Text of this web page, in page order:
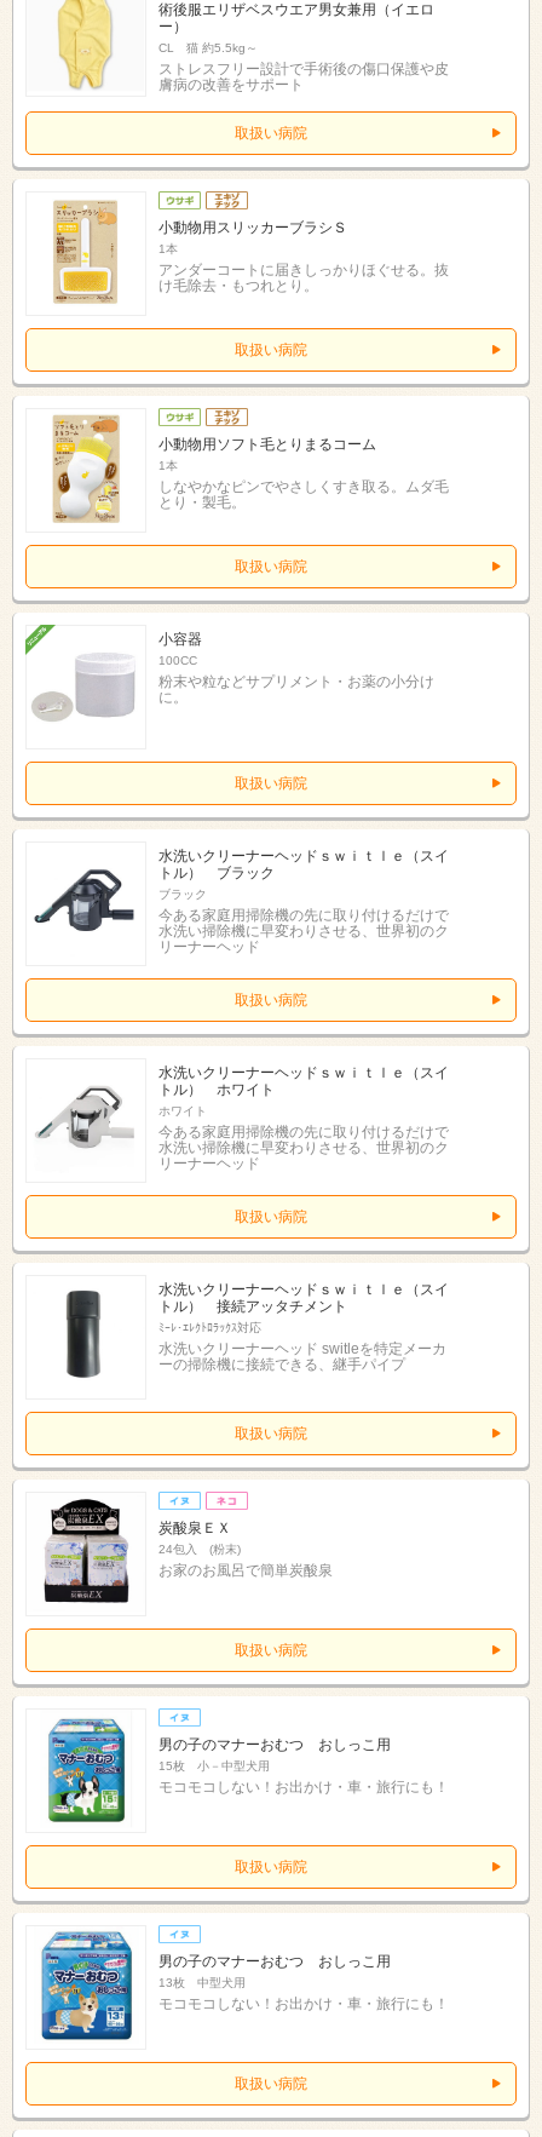
術後服エリザベスウエア男女兼用（イエロ
ー）
CL 猫 約5.5kg～
ストレスフリー設計で手術後の傷口保護や皮
膚病の改善をサポート
取扱い病院
小動物用スリッカーブラシＳ
1本
アンダーコートに届きしっかりほぐせる。抜
け毛除去・もつれとり。
取扱い病院
小動物用ソフト毛とりまるコーム
1本
しなやかなピンでやさしくすき取る。ムダ毛
とり・製毛。
取扱い病院
小容器
100CC
粉末や粒などサプリメント・お薬の小分け
に。
取扱い病院
水洗いクリーナーヘッドｓｗｉｔｌｅ（スイ
トル） ブラック
ブラック
今ある家庭用掃除機の先に取り付けるだけで
水洗い掃除機に早変わりさせる、世界初のク
リーナーヘッド
取扱い病院
水洗いクリーナーヘッドｓｗｉｔｌｅ（スイ
トル） ホワイト
ホワイト
今ある家庭用掃除機の先に取り付けるだけで
水洗い掃除機に早変わりさせる、世界初のク
リーナーヘッド
取扱い病院
水洗いクリーナーヘッドｓｗｉｔｌｅ（スイ
トル） 接続アッタチメント
ﾐｰﾚ･ｴﾚｸﾄﾛﾗｯｸｽ対応
水洗いクリーナーヘッド switleを特定メーカ
ーの掃除機に接続できる、継手パイプ
取扱い病院
炭酸泉ＥＸ
24包入 (粉末)
お家のお風呂で簡単炭酸泉
取扱い病院
男の子のマナーおむつ おしっこ用
15枚 小－中型犬用
モコモコしない！お出かけ・車・旅行にも！
取扱い病院
男の子のマナーおむつ おしっこ用
13枚 中型犬用
モコモコしない！お出かけ・車・旅行にも！
取扱い病院